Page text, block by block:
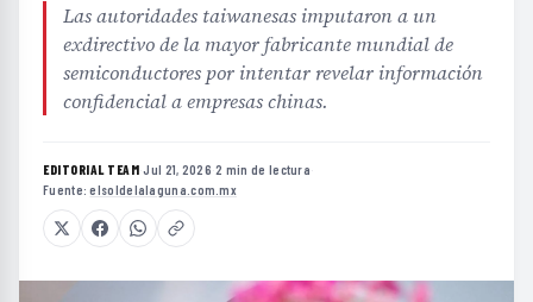
Las autoridades taiwanesas imputaron a un
exdirectivo de la mayor fabricante mundial de
semiconductores por intentar revelar información
confidencial a empresas chinas.
EDITORIAL TEAM·Jul 21, 2026·2 min de lectura·
Fuente:elsoldelalaguna.com.mx